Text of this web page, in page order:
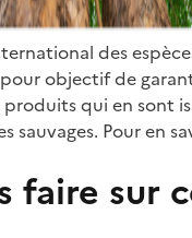
des
objectif de
qui en sont
sauvages. Pour en
faire sur